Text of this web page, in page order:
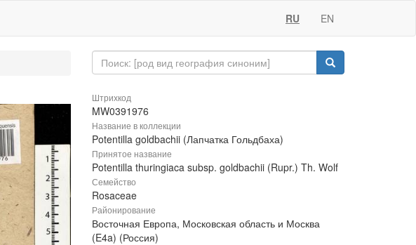
RU EN
Штрихкод
MW0391976
Название в коллекции
Potentilla goldbachii (Лапчатка Гольдбаха)
Принятое название
Potentilla thuringiaca subsp. goldbachii (Rupr.) Th. Wolf
Семейство
Rosaceae
Районирование
Восточная Европа, Московская область и Москва
(E4a) (Россия)